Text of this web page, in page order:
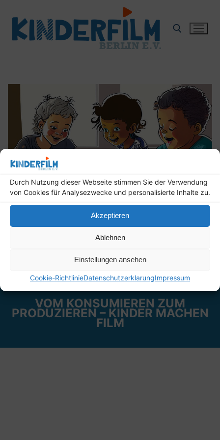
Durch Nutzung dieser Webseite stimmen Sie der Verwendung
von Cookies für Analysezwecke und personalisierte Inhalte zu.
Akzeptieren
Ablehnen
Einstellungen ansehen
Cookie-RichtlinieDatenschutzerklarungImpressum
Inhalt
springen
VOM KONSUMIEREN ZUM
PRODUZIEREN – KINDER MACHEN
FILM